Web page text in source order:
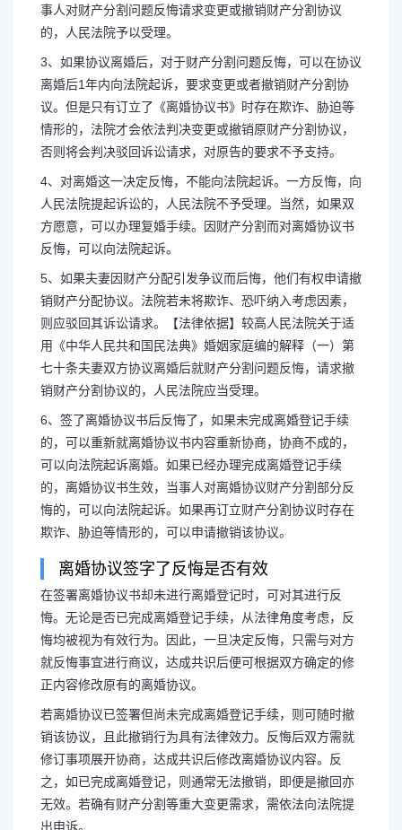
事人对财产分割问题反悔请求变更或撤销财产分割协议
的，人民法院予以受理。
3、如果协议离婚后，对于财产分割问题反悔，可以在协议
离婚后1年内向法院起诉，要求变更或者撤销财产分割协
议。但是只有订立了《离婚协议书》时存在欺诈、胁迫等
情形的，法院才会依法判决变更或撤销原财产分割协议，
否则将会判决驳回诉讼请求，对原告的要求不予支持。
4、对离婚这一决定反悔，不能向法院起诉。一方反悔，向
人民法院提起诉讼的，人民法院不予受理。当然，如果双
方愿意，可以办理复婚手续。因财产分割而对离婚协议书
反悔，可以向法院起诉。
5、如果夫妻因财产分配引发争议而后悔，他们有权申请撤
销财产分配协议。法院若未将欺诈、恐吓纳入考虑因素，
则应驳回其诉讼请求。【法律依据】较高人民法院关于适
用《中华人民共和国民法典》婚姻家庭编的解释（一）第
七十条夫妻双方协议离婚后就财产分割问题反悔，请求撤
销财产分割协议的，人民法院应当受理。
6、签了离婚协议书后反悔了，如果未完成离婚登记手续
的，可以重新就离婚协议书内容重新协商，协商不成的，
可以向法院起诉离婚。如果已经办理完成离婚登记手续
的，离婚协议书生效，当事人对离婚协议财产分割部分反
悔的，可以向法院起诉。如果再订立财产分割协议时存在
欺诈、胁迫等情形的，可以申请撤销该协议。
离婚协议签字了反悔是否有效
在签署离婚协议书却未进行离婚登记时，可对其进行反
悔。无论是否已完成离婚登记手续，从法律角度考虑，反
悔均被视为有效行为。因此，一旦决定反悔，只需与对方
就反悔事宜进行商议，达成共识后便可根据双方确定的修
正内容修改原有的离婚协议。
若离婚协议已签署但尚未完成离婚登记手续，则可随时撤
销该协议，且此撤销行为具有法律效力。反悔后双方需就
修订事项展开协商，达成共识后修改离婚协议内容。反
之，如已完成离婚登记，则通常无法撤销，即便是撤回亦
无效。若确有财产分割等重大变更需求，需依法向法院提
出申诉。